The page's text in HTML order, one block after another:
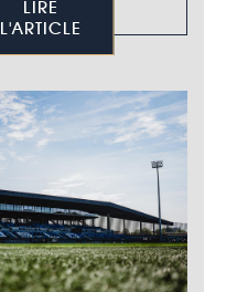
LIRE
L'ARTICLE